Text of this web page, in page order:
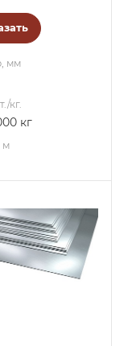
мм
кг.
кг
м